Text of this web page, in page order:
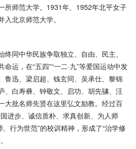
所师范大学。1931年、1952年北平女子
北京师范大学。
同中华民族争取独立、自由、民主、
运，在“五四”“一二·九”等爱国运动中发
鲁迅、梁启超、钱玄同、吴承仕、黎锦
、白寿彝、钟敬文、启功、胡先骕、汪
大批名师先贤在这里弘文励教。经过百
进步、诚信质朴、求真创新、为人师
行为世范”的校训精神，形成了“治学修